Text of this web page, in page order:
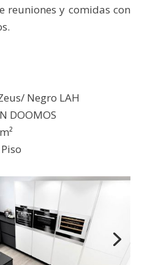
reuniones y comidas con
Negro LAH
DOOMOS